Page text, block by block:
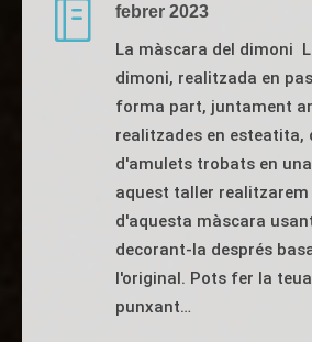
febrer 2023
La màscara del dimoni
dimoni, realitzada en
forma part, juntament
realitzades en esteatita,
d'amulets trobats en
aquest taller realitzarem
d'aquesta màscara
decorant-la després
l'original. Pots fer la
punxant…